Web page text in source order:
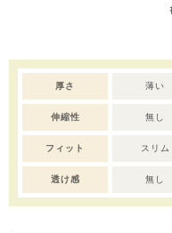
※撮影･モニター環境等に
厚さ 薄い
伸縮性 無し
フィット スリム
透け感 無し